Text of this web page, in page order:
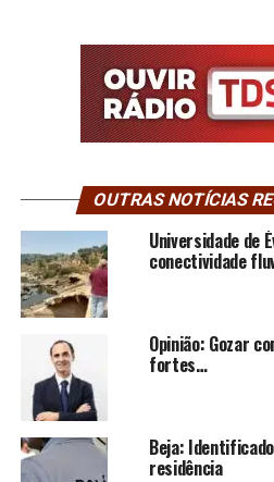
OUTRAS NOTÍCIAS
Universidade de
conectividade
Opinião: Gozar
fortes…
Beja:
residência